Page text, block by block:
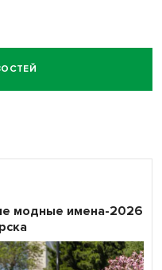
модные имена-2026